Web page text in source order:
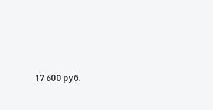
17 600 руб.